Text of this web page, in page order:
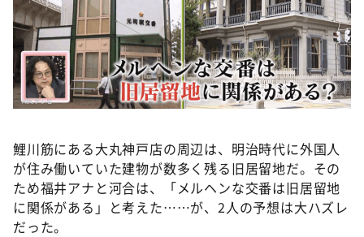
鯉川筋にある大丸神戸店の周辺は、明治時代に外国人
が住み働いていた建物が数多く残る旧居留地だ。その
ため福井アナと河合は、「メルヘンな交番は旧居留地
に関係がある」と考えた……が、2人の予想は大ハズレ
だった。